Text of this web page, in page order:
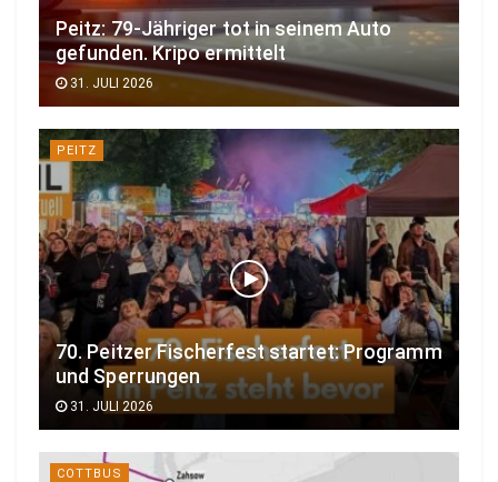
Peitz: 79-Jähriger tot in seinem Auto
gefunden. Kripo ermittelt
31. JULI 2026
PEITZ
70. Peitzer Fischerfest startet: Programm
und Sperrungen
31. JULI 2026
COTTBUS